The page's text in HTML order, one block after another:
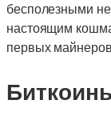
бесполезными
настоящим
первых